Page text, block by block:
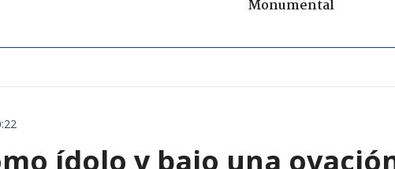
Monumental
ídolo y bajo una